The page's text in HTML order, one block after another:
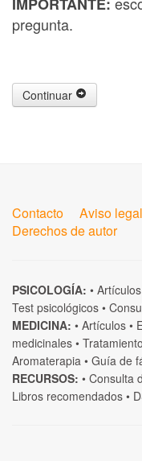
pregunta.
Continuar
Contacto Aviso
Derechos de autor
PSICOLOGÍA: • Artículos
Test psicológicos •
MEDICINA: • Artículos •
medicinales •
Aromaterapia • Guía de
RECURSOS: • Consulta
Libros recomendados •